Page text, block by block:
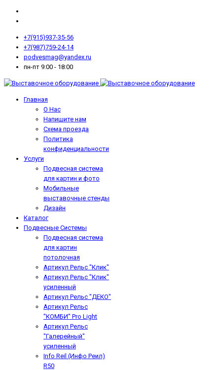
+7(915)937-35-56
+7(987)759-24-14
podvesmag@yandex.ru
пн-пт 9:00 - 18:00
Главная
О Нас
Напишите нам
Схема проезда
Политика
конфиденциальности
Услуги
Подвесная система
для картин и фото
Мобильные
выставочные стенды
Дизайн
Каталог
Подвесные Системы
Подвесная система
для картин
потолочная
Артикул Рельс "Клик"
Артикул Рельс "Клик"
усиленный
Артикул Рельс "ДЕКО"
Артикул Рельс
"КОМБИ" Pro Light
Артикул Рельс
"Галерейный"
усиленный
Info Reil (Инфо Реил)
R50